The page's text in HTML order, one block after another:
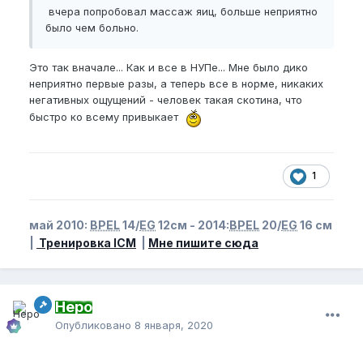
вчера попробовал массаж яиц, больше неприятно
было чем больно.
Это так вначале... Как и все в НУПе... Мне было дико
неприятно первые разы, а теперь все в норме, никаких
негативных ощущений - человек такая скотина, что
быстро ко всему привыкает
1
май 2010: BPEL14/EG 12см - 2014:BPEL 20/EG 16 см
Тренировка ICM Мне пишите сюда
Неро
Опубликовано 8 января, 2020